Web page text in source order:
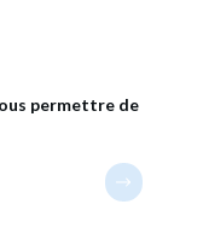
permettre de